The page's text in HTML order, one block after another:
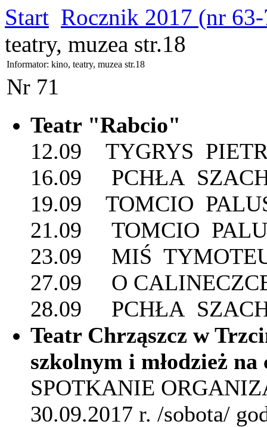
Start Rocznik 2017 (nr
teatry, muzea str.18
Informator: kino, teatry, muzea str.18
Nr 71
Teatr "Rabcio"
12.09 TYGRYS
16.09 PCHŁA
19.09 TOMCIO
21.09 TOMCIO
23.09 MIŚ
27.09 O
28.09 PCHŁA
Teatr Chrząszcz w
szkolnym i młodzież
SPOTKANIE
30.09.2017 r. /sobota/